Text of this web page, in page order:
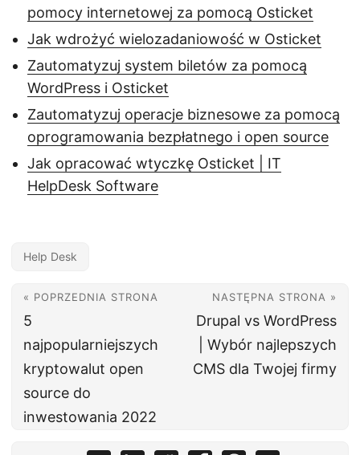
pomocy internetowej za pomocą Osticket
Jak wdrożyć wielozadaniowość w Osticket
Zautomatyzuj system biletów za pomocą
WordPress i Osticket
Zautomatyzuj operacje biznesowe za pomocą
oprogramowania bezpłatnego i open source
Jak opracować wtyczkę Osticket | IT
HelpDesk Software
Help Desk
« POPRZEDNIA STRONA
5
najpopularniejszych
kryptowalut open
source do
inwestowania 2022
NASTĘPNA STRONA »
Drupal vs WordPress
| Wybór najlepszych
CMS dla Twojej firmy